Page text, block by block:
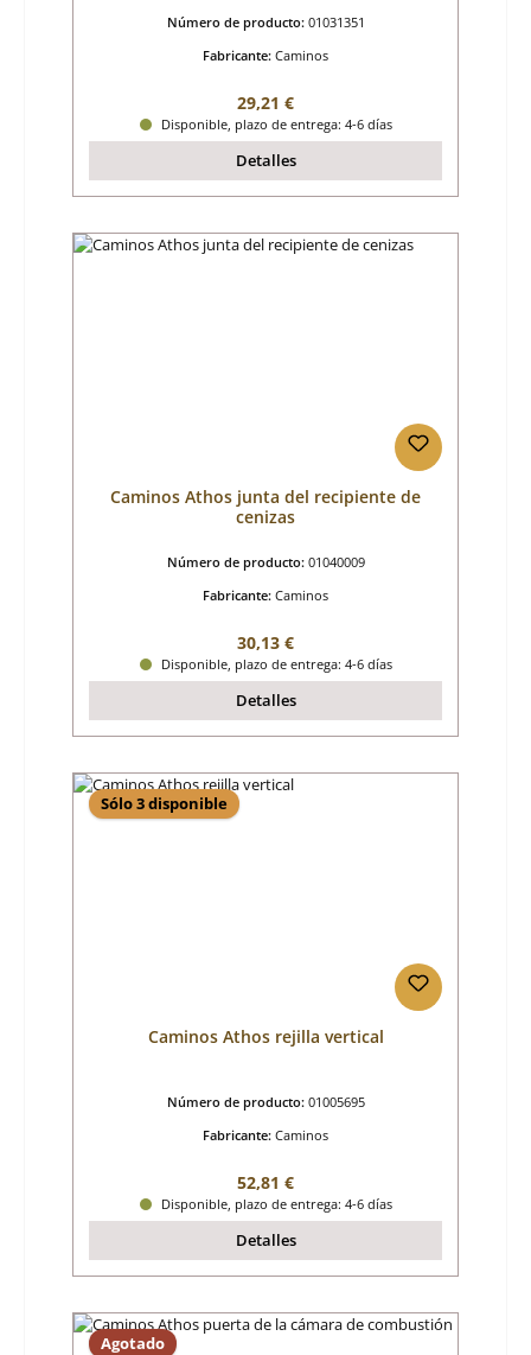
Número de producto: 01031351
Fabricante: Caminos
Precio normal:
29,21 €
Disponible, plazo de entrega: 4-6 días
Detalles
Caminos Athos junta del recipiente de
cenizas
Número de producto: 01040009
Fabricante: Caminos
Precio normal:
30,13 €
Disponible, plazo de entrega: 4-6 días
Detalles
Sólo 3 disponible
Caminos Athos rejilla vertical
Número de producto: 01005695
Fabricante: Caminos
Precio normal:
52,81 €
Disponible, plazo de entrega: 4-6 días
Detalles
Agotado